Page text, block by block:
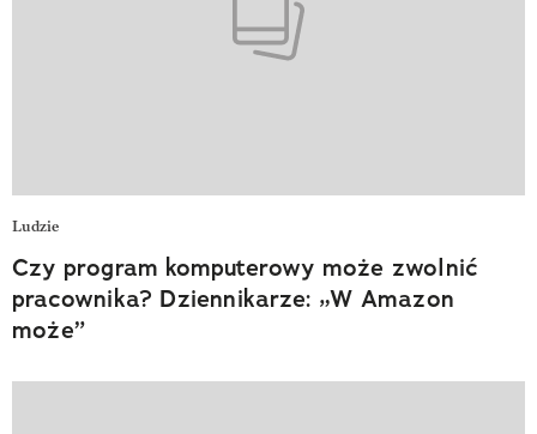
Ludzie
Czy program komputerowy może zwolnić
pracownika? Dziennikarze: „W Amazon
może”